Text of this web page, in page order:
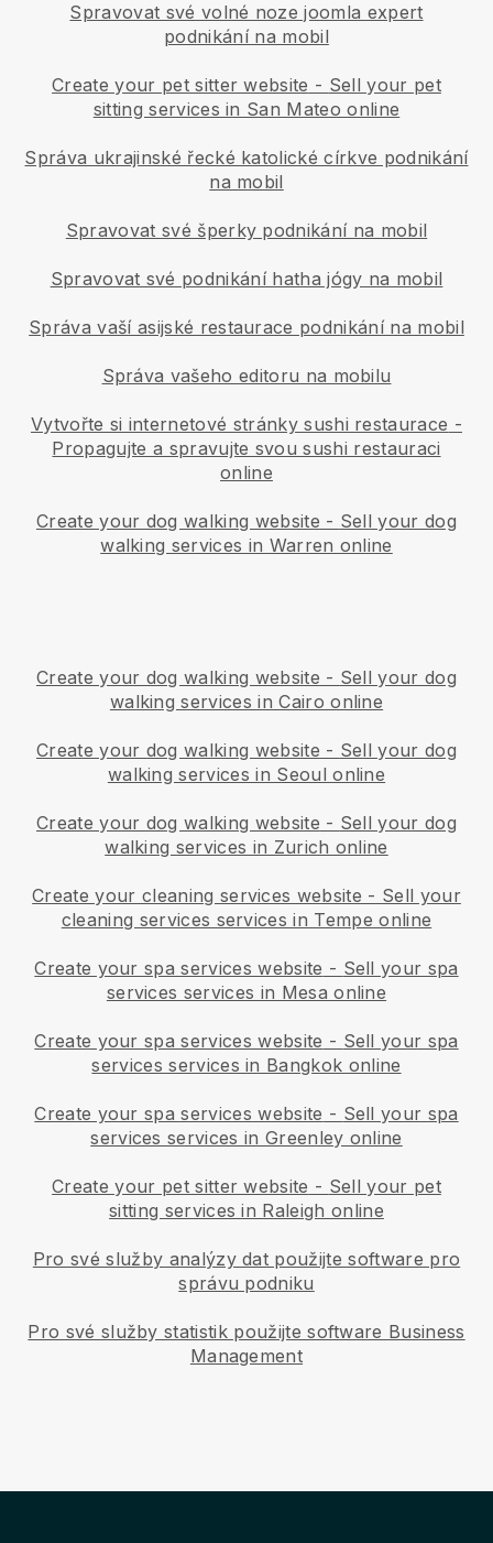
Spravovat své volné noze joomla expert
podnikání na mobil
Create your pet sitter website - Sell your pet
sitting services in San Mateo online
Správa ukrajinské řecké katolické církve podnikání
na mobil
Spravovat své šperky podnikání na mobil
Spravovat své podnikání hatha jógy na mobil
Správa vaší asijské restaurace podnikání na mobil
Správa vašeho editoru na mobilu
Vytvořte si internetové stránky sushi restaurace -
Propagujte a spravujte svou sushi restauraci
online
Create your dog walking website - Sell your dog
walking services in Warren online
Create your dog walking website - Sell your dog
walking services in Cairo online
Create your dog walking website - Sell your dog
walking services in Seoul online
Create your dog walking website - Sell your dog
walking services in Zurich online
Create your cleaning services website - Sell your
cleaning services services in Tempe online
Create your spa services website - Sell your spa
services services in Mesa online
Create your spa services website - Sell your spa
services services in Bangkok online
Create your spa services website - Sell your spa
services services in Greenley online
Create your pet sitter website - Sell your pet
sitting services in Raleigh online
Pro své služby analýzy dat použijte software pro
správu podniku
Pro své služby statistik použijte software Business
Management